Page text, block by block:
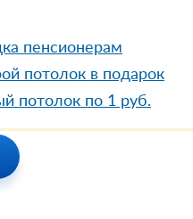
пенсионерам
потолок в подарок
потолок по 1 руб.